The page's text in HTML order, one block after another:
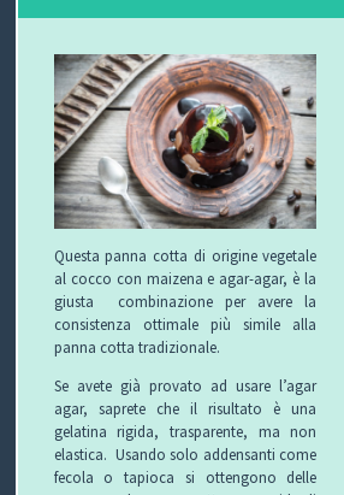
Questa panna cotta di origine vegetale
al cocco con maizena e agar-agar, è la
giusta combinazione per avere la
consistenza ottimale più simile alla
panna cotta tradizionale.
Se avete già provato ad usare l’agar
agar, saprete che il risultato è una
gelatina rigida, trasparente, ma non
elastica. Usando solo addensanti come
fecola o tapioca si ottengono delle